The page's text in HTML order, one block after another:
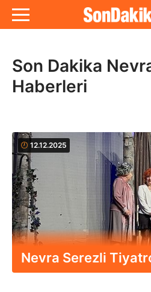
Son Dakika
Haberleri
12.12.2025
Nevra Serezli